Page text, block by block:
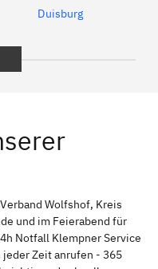
Duisburg
Bamberg
Passau
Mittelfranken
Wolfshof, Kreis
und im Feierabend für
Notfall Klempner Service
Zeit anrufen - 365